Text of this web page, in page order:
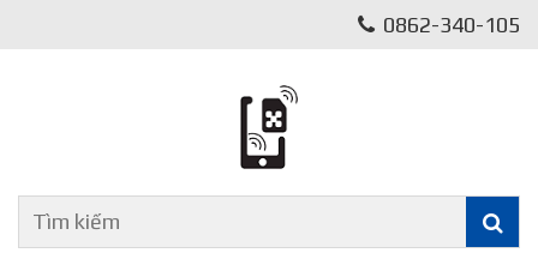
0862-340-105